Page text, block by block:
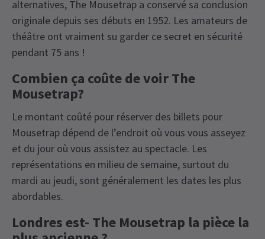
alternatives, The Mousetrap a conservé sa conclusion
originale depuis ses débuts en 1952. Les amateurs de
théâtre ont vraiment su garder ce secret en sécurité
pendant 75 ans !
Combien ça coûte de voir The
Mousetrap?
Le montant coûté pour réserver des billets pour
Mousetrap dépend de l’endroit où vous vous asseyez
et du jour où vous assistez au spectacle. Les
représentations en milieu de semaine, surtout du
mardi au jeudi, sont généralement les dates les plus
abordables.
Londres est- The Mousetrap la pièce la